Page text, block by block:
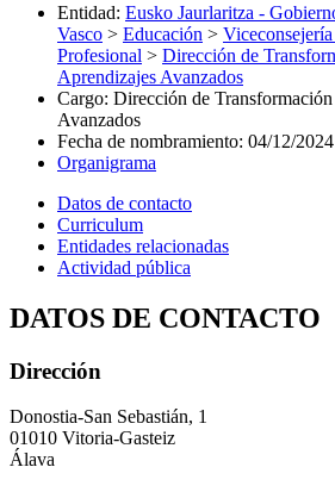
Entidad: Eusko Jaurlaritza -
Vasco > Educación >
Profesional > Dirección de
Aprendizajes Avanzados
Cargo: Dirección de
Avanzados
Fecha de nombramiento: 04/12/2024
Organigrama
Datos de contacto
Curriculum
Entidades relacionadas
Actividad pública
DATOS DE CONTACTO
Dirección
Donostia-San Sebastián, 1
01010 Vitoria-Gasteiz
Álava